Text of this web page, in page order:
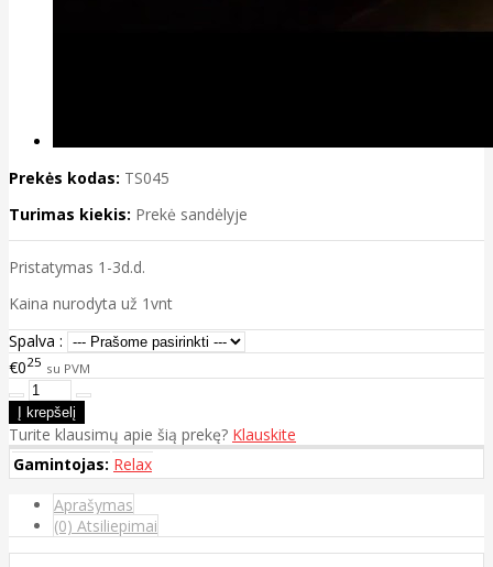
Prekės kodas: TS045
Turimas kiekis: Prekė sandėlyje
Pristatymas 1-3d.d.
Kaina nurodyta už 1vnt
Spalva :
€025 su PVM
Turite klausimų apie šią prekę? Klauskite
Gamintojas: Relax
Aprašymas
(0) Atsiliepimai